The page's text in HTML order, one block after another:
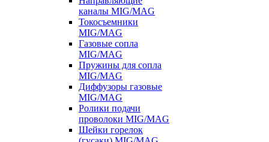
каналы MIG/MAG
Токосъемники
MIG/MAG
Газовые сопла
MIG/MAG
Пружины для сопла
MIG/MAG
Диффузоры газовые
MIG/MAG
Ролики подачи
проволоки MIG/MAG
Шейки горелок